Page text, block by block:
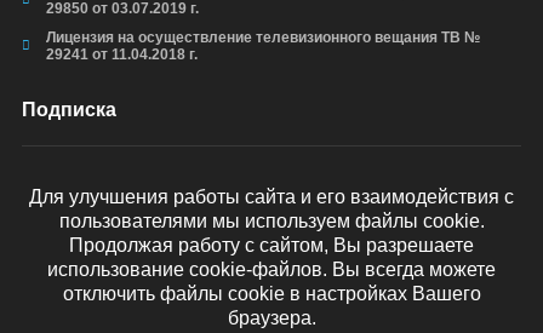
29850 от 03.07.2019 г.
Лицензия на осуществление телевизионного вещания ТВ №
29241 от 11.04.2018 г.
Подписка
ОТПРАВИТЬ
Для улучшения работы сайта и его взаимодействия с
пользователями мы используем файлы cookie.
Продолжая работу с сайтом, Вы разрешаете
использование cookie-файлов. Вы всегда можете
отключить файлы cookie в настройках Вашего
браузера.